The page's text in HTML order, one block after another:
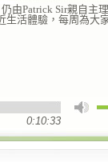
由Patrick Sir親自主
生活體驗，每周為大
0:10:33